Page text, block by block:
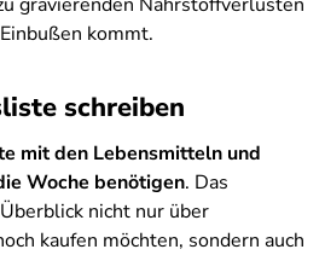
kommt.
schreiben
mit den Lebensmitteln und
Woche benötigen. Das
nicht nur über
kaufen möchten, sondern auch